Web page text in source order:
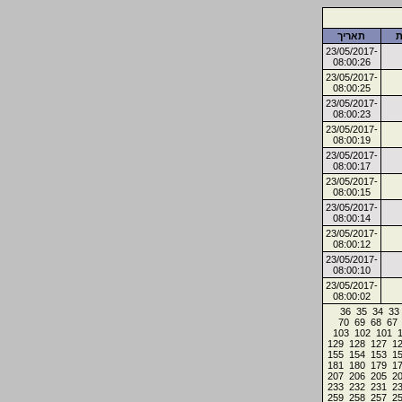
תאריך
23/05/2017-
08:00:26
23/05/2017-
08:00:25
23/05/2017-
08:00:23
23/05/2017-
08:00:19
23/05/2017-
08:00:17
23/05/2017-
08:00:15
23/05/2017-
08:00:14
23/05/2017-
08:00:12
23/05/2017-
08:00:10
23/05/2017-
08:00:02
33
34
35
36
67
68
69
70
101
102
103
127
128
129
153
154
155
179
180
181
205
206
207
231
232
233
257
258
259